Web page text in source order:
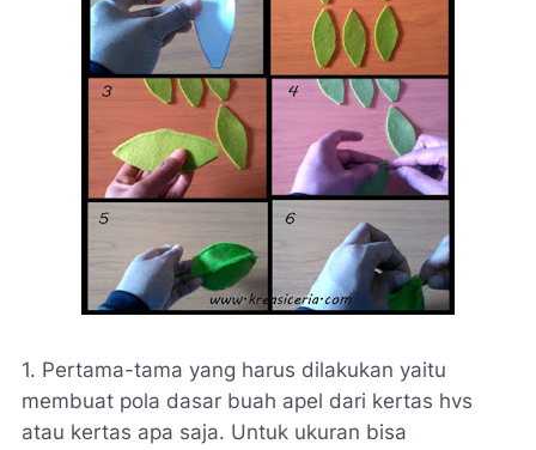
1. Pertama-tama yang harus dilakukan yaitu
membuat pola dasar buah apel dari kertas hvs
atau kertas apa saja. Untuk ukuran bisa